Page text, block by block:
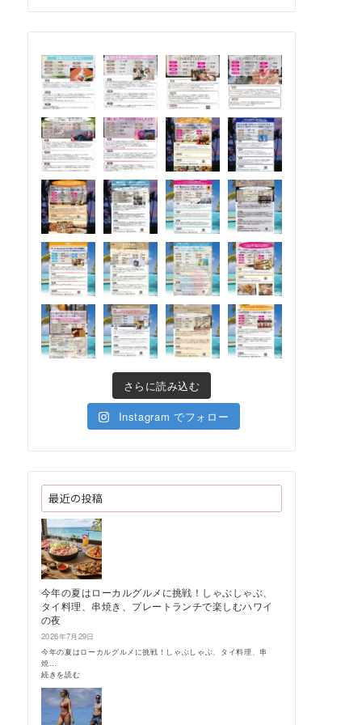
さらに読み込む
Instagram でフォロー
最近の投稿
今年の夏はローカルグルメに挑戦！しゃぶしゃぶ、
タイ料理、串焼き、プレートランチで楽しむハワイ
の夜
2026年7月29日
今年の夏はローカルグルメに挑戦！しゃぶしゃぶ、タイ料理、串
焼…
続きを読む:
年
の